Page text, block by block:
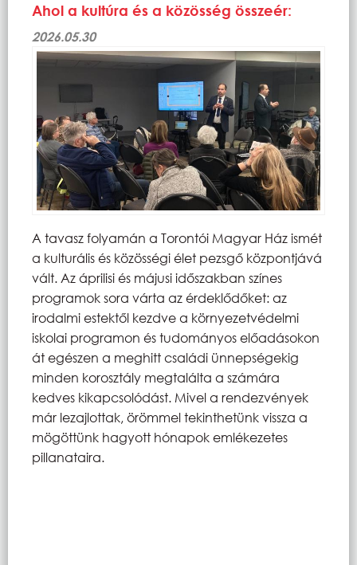
Ahol a kultúra és a közösség összeér:
2026.05.30
A tavasz folyamán a Torontói Magyar Ház ismét
a kulturális és közösségi élet pezsgő központjává
vált. Az áprilisi és májusi időszakban színes
programok sora várta az érdeklődőket: az
irodalmi estektől kezdve a környezetvédelmi
iskolai programon és tudományos előadásokon
át egészen a meghitt családi ünnepségekig
minden korosztály megtalálta a számára
kedves kikapcsolódást. Mivel a rendezvények
már lezajlottak, örömmel tekinthetünk vissza a
mögöttünk hagyott hónapok emlékezetes
pillanataira.